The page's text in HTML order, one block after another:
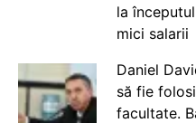
la
mici salarii
Daniel
să fie
facultate.